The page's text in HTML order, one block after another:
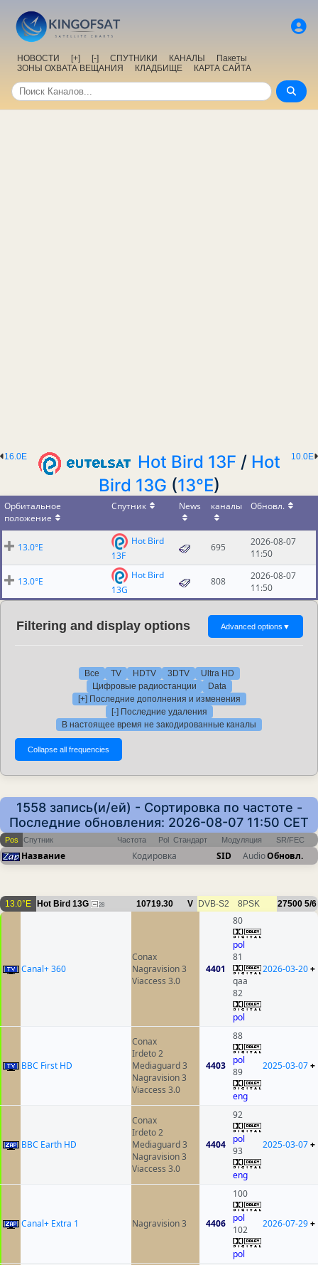
НОВОСТИ [+] [-] СПУТНИКИ КАНАЛЫ
Пакеты
ЗОНЫ ОХВАТА ВЕЩАНИЯ
КЛАДБИЩЕ КАРТА САЙТА
10.0E
16.0E Hot Bird 13F / Hot
Bird 13G (13°E)
Орбитальное
положение
Спутник News каналы Обновл.
13.0°E
Hot Bird
13F
695
2026-08-07
11:50
13.0°E
Hot Bird
13G
808
2026-08-07
11:50
Filtering and display options Advanced options ▼
Все TV HDTV 3DTV
Ultra HD
Цифровые радиостанции
Data
[+] Последние дополнения и изменения
[-] Последние удаления
В настоящее время не закодированные каналы
1558 запись(и/ей) - Сортировка по частоте -
Последние обновления: 2026-08-07 11:50 CET
Pos Спутник Частота Pol Стандарт Модуляция SR/FEC
Название Кодировка SID AudioОбновл.
13.0°E Hot Bird 13G 28 10719.30 V DVB-S2 8PSK 27500 5/6
Canal+ 360
Conax
Nagravision 3
Viaccess 3.0
4401
80
pol
81
qaa
82
pol
2026-03-20+
BBC First HD
Conax
Irdeto 2
Mediaguard 3
Nagravision 3
Viaccess 3.0
4403
88
pol
89
eng
2025-03-07+
BBC Earth HD
Conax
Irdeto 2
Mediaguard 3
Nagravision 3
Viaccess 3.0
4404
92
pol
93
eng
2025-03-07+
Canal+ Extra 1 Nagravision 3 4406
100
pol
102
pol
2026-07-29+